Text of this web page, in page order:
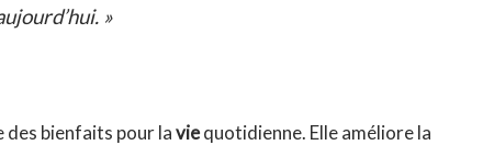
»
des bienfaits pour laviequotidienne. Elle améliore la